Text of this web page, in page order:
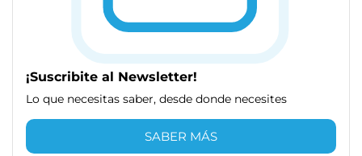
¡Suscribite al Newsletter!
Lo que necesitas saber, desde donde necesites
SABER MÁS